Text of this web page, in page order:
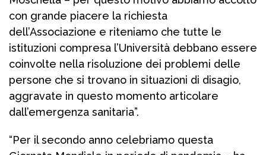
con grande piacere la richiesta
dell’Associazione e riteniamo che tutte le
istituzioni compresa l’Università debbano essere
coinvolte nella risoluzione dei problemi delle
persone che si trovano in situazioni di disagio,
aggravate in questo momento articolare
dall’emergenza sanitaria”.
“Per il secondo anno celebriamo questa